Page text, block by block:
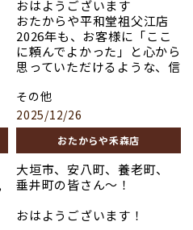
#プラチナ
#ブランド品
#時計
#金
#おたからや
#切手
#高価買取
#岐阜市
#大垣市
買取専門店 おたからや禾
森店
#大垣市
買取専門店 おたからや禾
森店
おはようございます
おたからや平和堂祖父江店
2026年も、お客様に「ここ
に頼んでよかった」と心から
思っていただけるような、信
進いたします。 お品物への
想いも大切に、一点一点、
真心を込めて査定させてい
ただきますので、 どうぞお
気軽にご相談ください。
＃貴金属
＃ブランド品
その他
2025/12/26
おたからや禾森店
大垣市、安八町、養老町、
垂井町の皆さん〜！
おはようございます！